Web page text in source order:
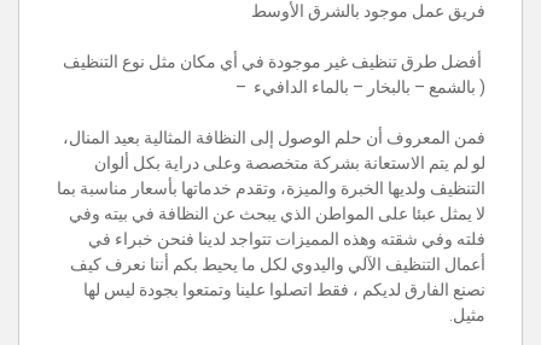
فريق عمل موجود بالشرق الأوسط
أفضل طرق تنظيف غير موجودة في أي مكان مثل نوع التنظيف
( بالشمع – بالبخار – بالماء الدافيء –
فمن المعروف أن حلم الوصول إلى النظافة المثالية بعيد المنال،
لو لم يتم الاستعانة بشركة متخصصة وعلى دراية بكل ألوان
التنظيف ولديها الخبرة والميزة، وتقدم خدماتها بأسعار مناسبة بما
لا يمثل عبئا على المواطن الذي يبحث عن النظافة في بيته وفي
فلته وفي شقته وهذه المميزات تتواجد لدينا فنحن خبراء في
أعمال التنظيف الآلي واليدوي لكل ما يحيط بكم أننا نعرف كيف
نصنع الفارق لديكم ، فقط اتصلوا علينا وتمتعوا بجودة ليس لها
مثيل.